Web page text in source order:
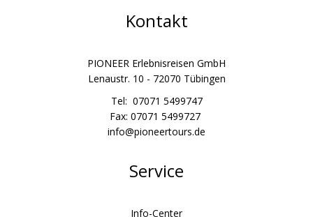
Kontakt
PIONEER Erlebnisreisen GmbH
Lenaustr. 10 - 72070 Tübingen
Tel: 07071 5499747
Fax: 07071 5499727
info@pioneertours.de
Service
Info-Center